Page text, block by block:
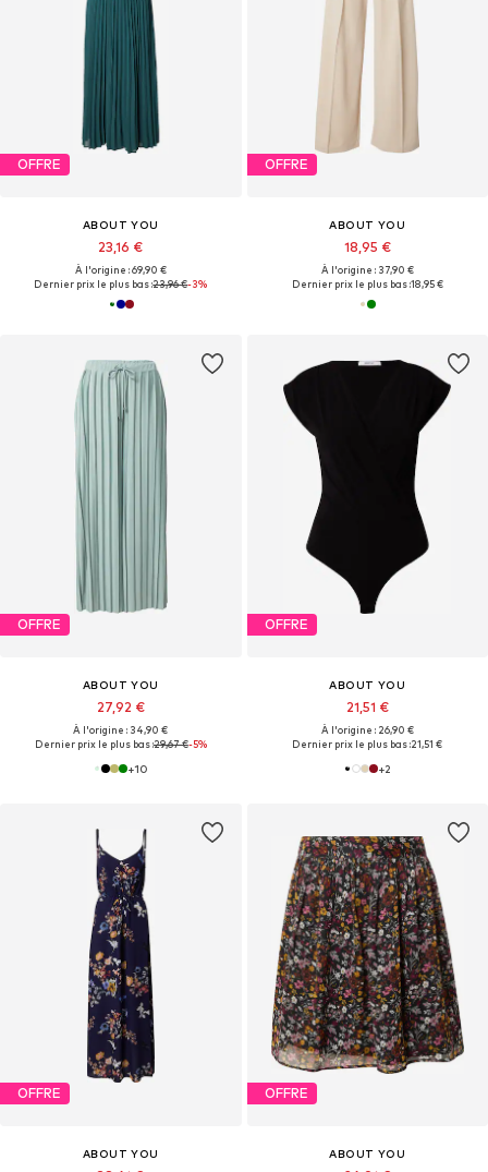
OFFRE
ABOUT YOU
23,16 €
À l'origine : 69,90 €
Dernier prix le plus bas :23,96 €-3%
OFFRE
ABOUT YOU
18,95 €
À l'origine : 37,90 €
Dernier prix le plus bas :18,95 €
OFFRE
ABOUT YOU
27,92 €
À l'origine : 34,90 €
Dernier prix le plus bas :29,67 €-5%
+10
OFFRE
ABOUT YOU
21,51 €
À l'origine : 26,90 €
Dernier prix le plus bas :21,51 €
+2
OFFRE
ABOUT YOU
OFFRE
ABOUT YOU